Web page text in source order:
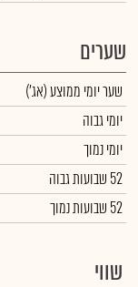
שערים
שער יומי ממוצע(אג')
יומי גבוה
יומי נמוך
52 שבועות גבוה
52 שבועות נמוך
שווי